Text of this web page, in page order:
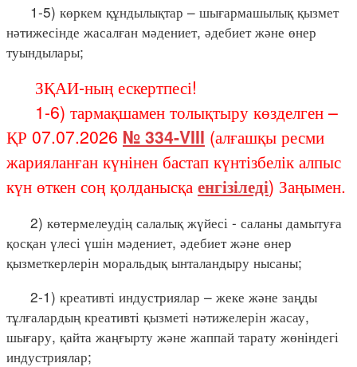
1-5) көркем құндылықтар – шығармашылық қызмет
нәтижесінде жасалған мәдениет, әдебиет және өнер
туындылары;
ЗҚАИ-ның ескертпесі!
1-6) тармақшамен толықтыру көзделген –
ҚР 07.07.2026 № 334-VIII (алғашқы ресми
жарияланған күнінен бастап күнтізбелік алпыс
күн өткен соң қолданысқа енгізіледі) Заңымен.
2) көтермелеудің салалық жүйесі - саланы дамытуға
қосқан үлесі үшін мәдениет, әдебиет және өнер
қызметкерлерін моральдық ынталандыру нысаны;
2-1) креативті индустриялар – жеке және заңды
тұлғалардың креативті қызметі нәтижелерін жасау,
шығару, қайта жаңғырту және жаппай тарату жөніндегі
индустриялар;